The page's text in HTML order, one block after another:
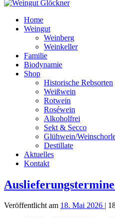
Home
Weingut
Weinberg
Weinkeller
Familie
Biodynamie
Shop
Historische Rebsorten
Weißwein
Rotwein
Roséwein
Alkoholfrei
Sekt & Secco
Glühwein/
Destillate
Aktuelles
Kontakt
Aktuelles
Veröffentlicht am 18. Mai 2026 |